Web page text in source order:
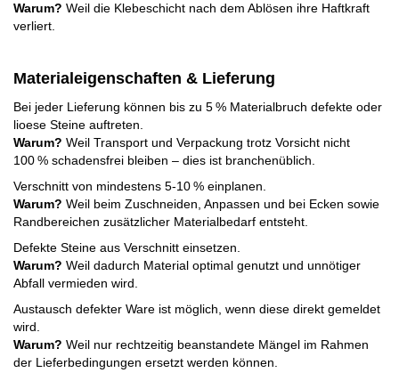
Warum? Weil die Klebeschicht nach dem Ablösen ihre Haftkraft
verliert.
Materialeigenschaften & Lieferung
Bei jeder Lieferung können bis zu 5 % Materialbruch defekte oder
lioese Steine auftreten.
Warum? Weil Transport und Verpackung trotz Vorsicht nicht
100 % schadensfrei bleiben – dies ist branchenüblich.
Verschnitt von mindestens 5-10 % einplanen.
Warum? Weil beim Zuschneiden, Anpassen und bei Ecken sowie
Randbereichen zusätzlicher Materialbedarf entsteht.
Defekte Steine aus Verschnitt einsetzen.
Warum? Weil dadurch Material optimal genutzt und unnötiger
Abfall vermieden wird.
Austausch defekter Ware ist möglich, wenn diese direkt gemeldet
wird.
Warum? Weil nur rechtzeitig beanstandete Mängel im Rahmen
der Lieferbedingungen ersetzt werden können.